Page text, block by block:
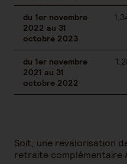
du 1er novembre
2022 au 31
octobre 2023
du 1er novembre
2021 au 31
octobre 2022
Soit, une revalorisation
retraite complémentaire